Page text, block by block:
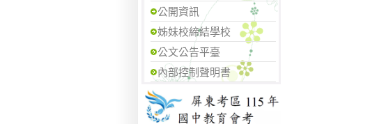
公開資訊
姊妹校締結學校
公文公告平臺
內部控制聲明書